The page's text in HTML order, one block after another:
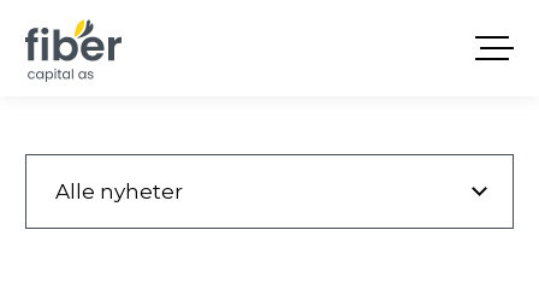
Alle nyheter